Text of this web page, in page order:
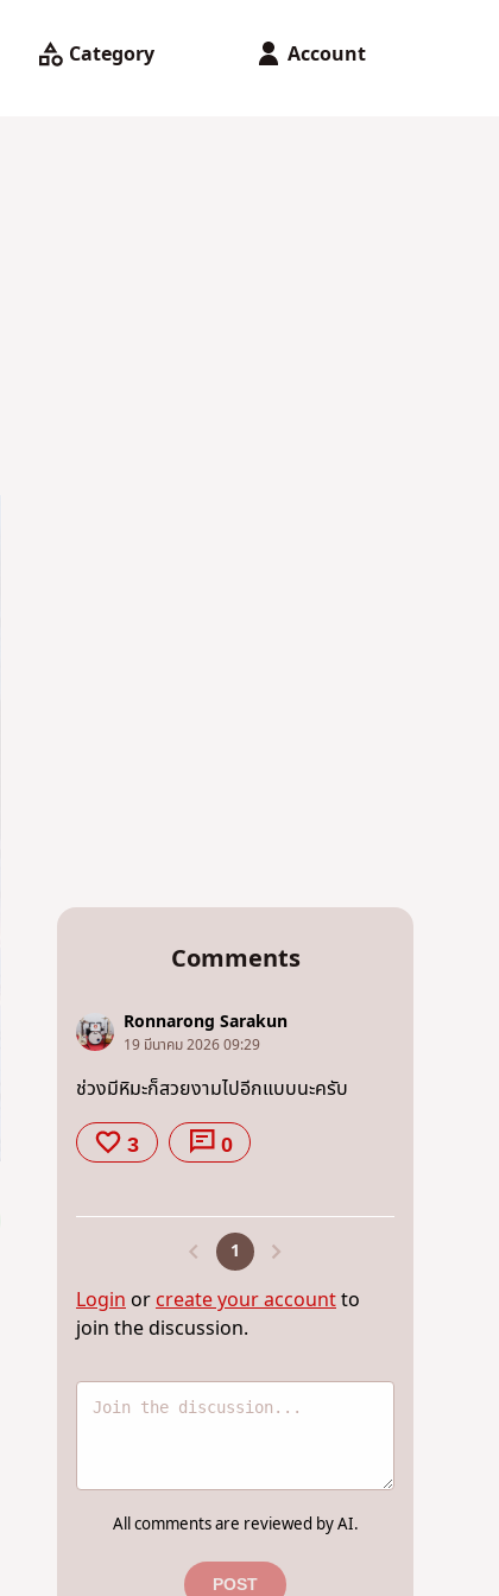
Category Account
Comments
Ronnarong Sarakun
19 มีนาคม 2026 09:29
ช่วงมีหิมะก็สวยงามไปอีกแบบนะครับ
3 0
1
Loginorcreate your accountto
join the discussion.
All comments are reviewed by AI.
POST